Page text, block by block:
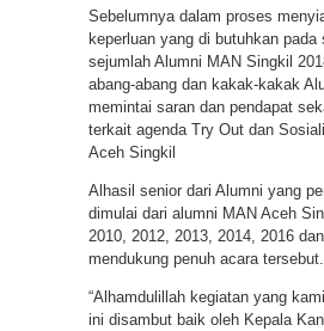
Sebelumnya dalam proses
keperluan yang di butuhkan pada
sejumlah Alumni MAN Singkil
abang-abang dan kakak-kakak
memintai saran dan pendapat
terkait agenda Try Out dan
Aceh Singkil
Alhasil senior dari Alumni yang
dimulai dari alumni MAN Aceh
2010, 2012, 2013, 2014, 2016
mendukung penuh acara tersebut.
“Alhamdulillah kegiatan yang
ini disambut baik oleh Kepala